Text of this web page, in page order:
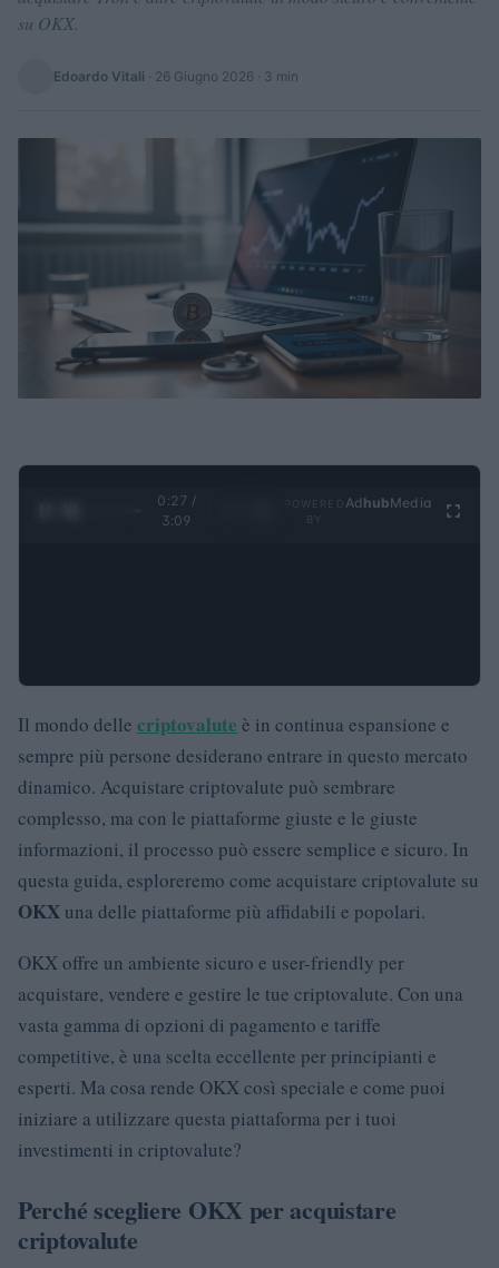
su OKX.
Edoardo Vitali · 26 Giugno 2026 · 3 min
0:28 /
3:09
Ad hubMedia
Il mondo delle criptovalute è in continua espansione e
sempre più persone desiderano entrare in questo mercato
dinamico. Acquistare criptovalute può sembrare
complesso, ma con le piattaforme giuste e le giuste
informazioni, il processo può essere semplice e sicuro. In
questa guida, esploreremo come acquistare criptovalute su
OKX una delle piattaforme più affidabili e popolari.
OKX offre un ambiente sicuro e user-friendly per
acquistare, vendere e gestire le tue criptovalute. Con una
vasta gamma di opzioni di pagamento e tariffe
competitive, è una scelta eccellente per principianti e
esperti. Ma cosa rende OKX così speciale e come puoi
iniziare a utilizzare questa piattaforma per i tuoi
investimenti in criptovalute?
Perché scegliere OKX per acquistare
criptovalute